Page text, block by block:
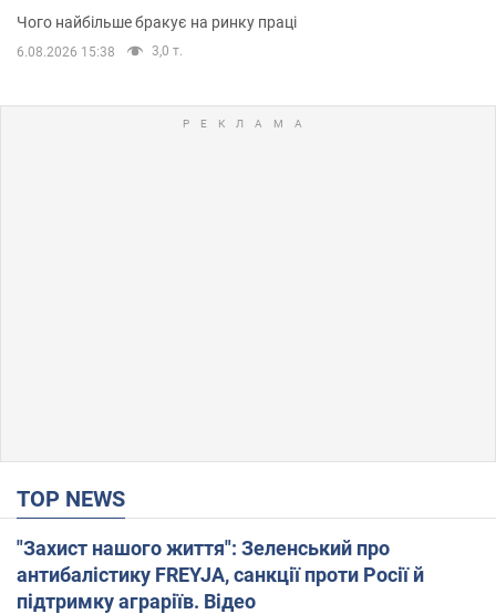
Чого найбільше бракує на ринку праці
6.08.2026 15:38 3,0 т.
TOP NEWS
"Захист нашого життя": Зеленський про
антибалістику FREYJA, санкції проти Росії й
підтримку аграріїв. Відео